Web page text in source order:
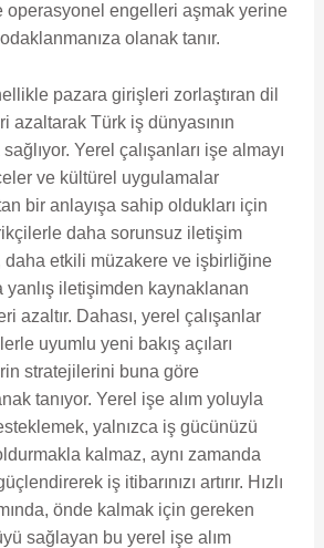
operasyonel engelleri aşmak yerine
olanak tanır.
pazara girişleri zorlaştıran dil
azaltarak Türk iş dünyasının
Yerel çalışanları işe almayı
ve kültürel uygulamalar
bir anlayışa sahip oldukları için
daha sorunsuz iletişim
daha etkili müzakere ve işbirliğine
yanlış iletişimden kaynaklanan
azaltır. Dahası, yerel çalışanlar
uyumlu yeni bakış açıları
stratejilerini buna göre
tanıyor. Yerel işe alım yoluyla
yalnızca iş gücünüzü
kalmaz, aynı zamanda
iş itibarınızı artırır. Hızlı
önde kalmak için gereken
sağlayan bu yerel işe alım